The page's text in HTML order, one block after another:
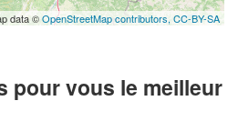
data ©OpenStreetMap contributors, CC-BY-SA
pour vous le meilleur